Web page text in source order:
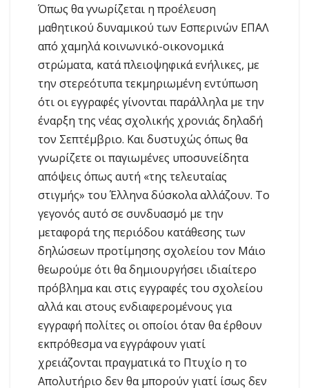
Όπως θα γνωρίζεται η προέλευση
μαθητικού δυναμικού των Εσπερινών ΕΠΑΛ
από χαμηλά κοινωνικό-οικονομικά
στρώματα, κατά πλειοψηφικά ενήλικες, με
την στερεότυπα τεκμηριωμένη εντύπωση
ότι οι εγγραφές γίνονται παράλληλα με την
έναρξη της νέας σχολικής χρονιάς δηλαδή
τον Σεπτέμβριο. Και δυστυχώς όπως θα
γνωρίζετε οι παγιωμένες υποσυνείδητα
απόψεις όπως αυτή «της τελευταίας
στιγμής» του Έλληνα δύσκολα αλλάζουν. Το
γεγονός αυτό σε συνδυασμό με την
μεταφορά της περιόδου κατάθεσης των
δηλώσεων προτίμησης σχολείου τον Μάιο
θεωρούμε ότι θα δημιουργήσει ιδιαίτερο
πρόβλημα και στις εγγραφές του σχολείου
αλλά και στους ενδιαφερομένους για
εγγραφή πολίτες οι οποίοι όταν θα έρθουν
εκπρόθεσμα να εγγράφουν γιατί
χρειάζονται πραγματικά το Πτυχίο η το
Απολυτήριο δεν θα μπορούν γιατί ίσως δεν